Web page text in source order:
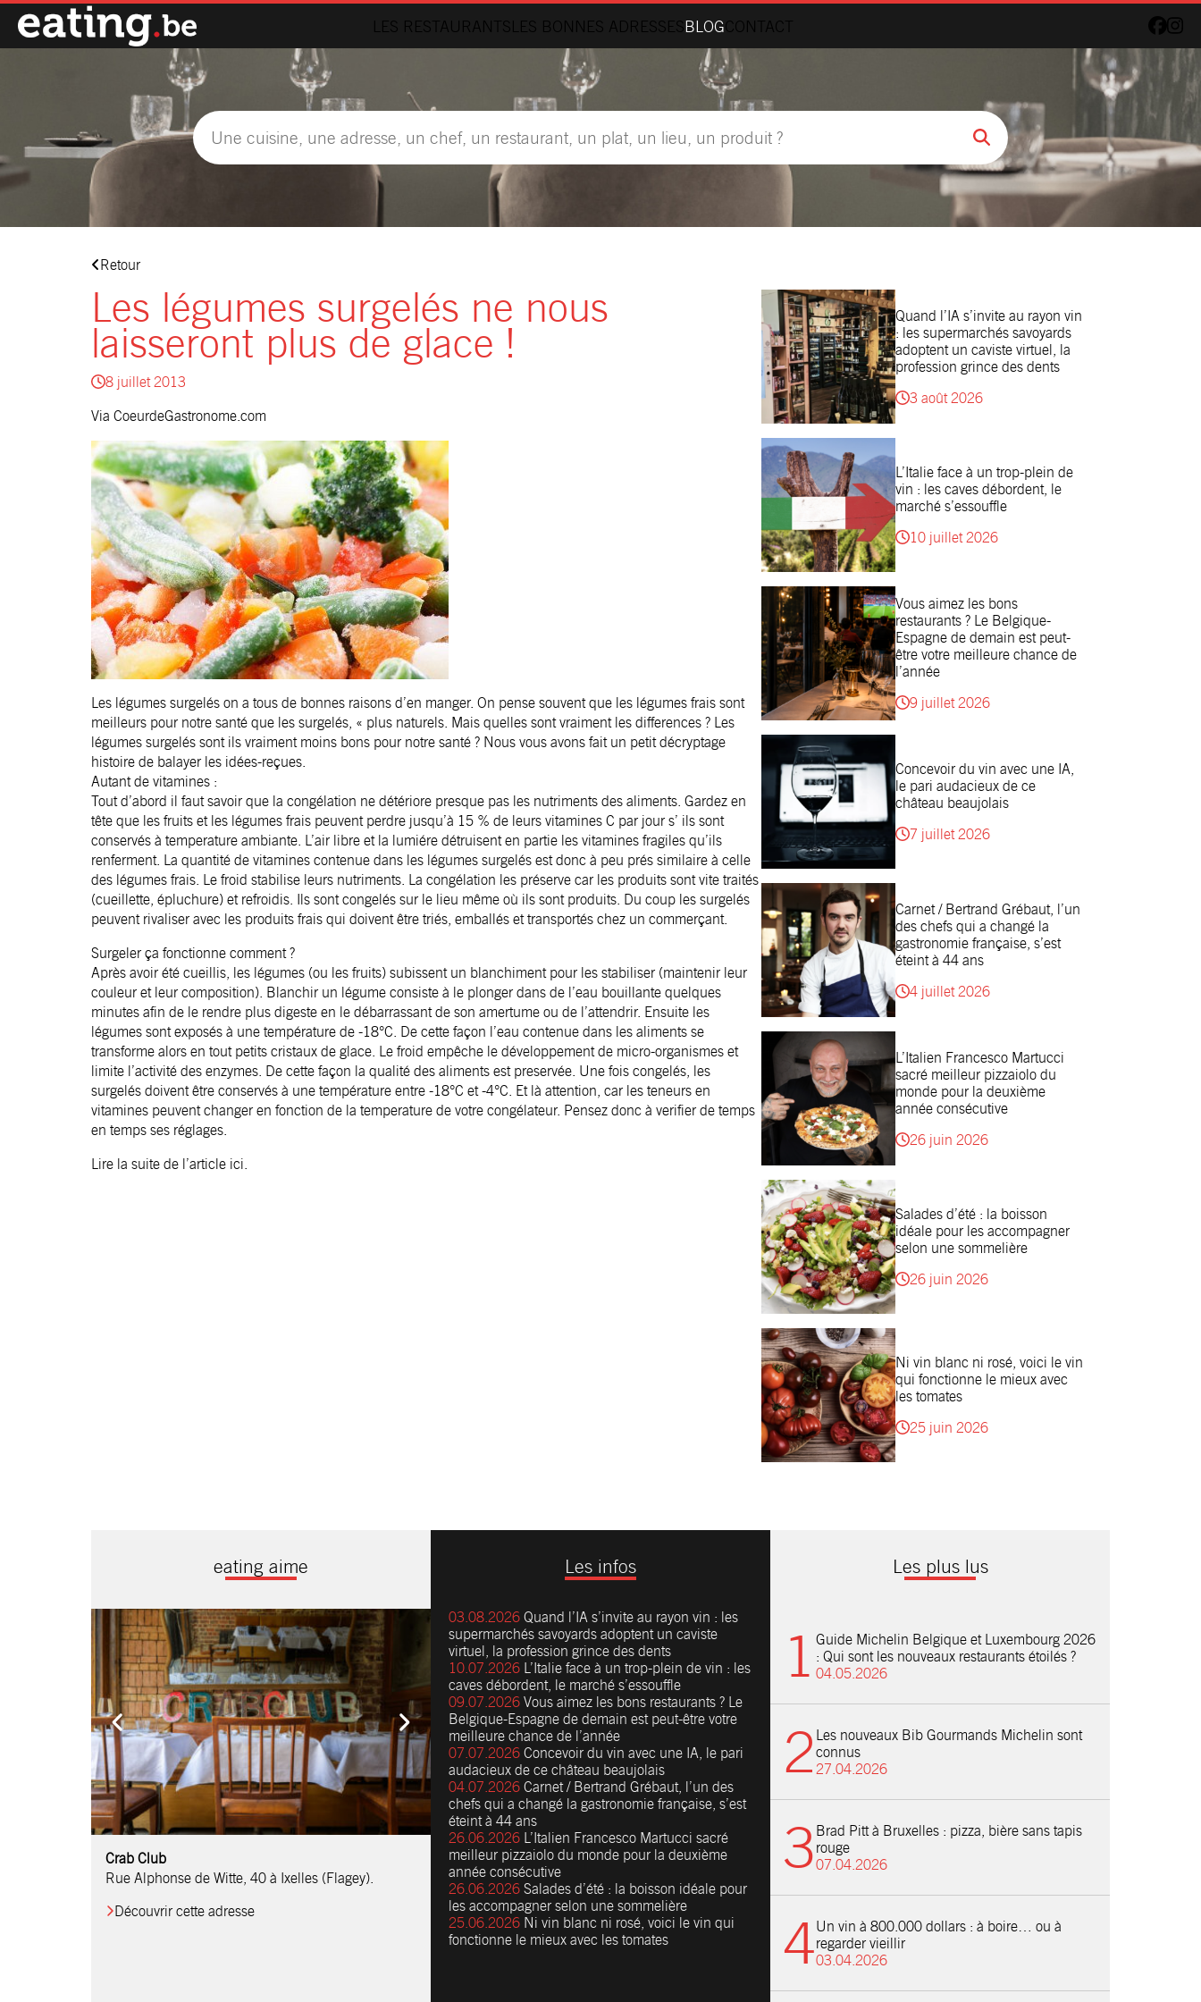
LES RESTAURANTSLES BONNES ADRESSESBLOGCONTACT
Retour
Les légumes surgelés ne nous
laisseront plus de glace !
8 juillet 2013
Via CoeurdeGastronome.com
Les légumes surgelés on a tous de bonnes raisons d’en manger. On pense souvent que les légumes frais sont
meilleurs pour notre santé que les surgelés, « plus naturels. Mais quelles sont vraiment les differences ? Les
légumes surgelés sont ils vraiment moins bons pour notre santé ? Nous vous avons fait un petit décryptage
histoire de balayer les idées-reçues.
Autant de vitamines :
Tout d’abord il faut savoir que la congélation ne détériore presque pas les nutriments des aliments. Gardez en
tête que les fruits et les légumes frais peuvent perdre jusqu’à 15 % de leurs vitamines C par jour s’ ils sont
conservés à temperature ambiante. L’air libre et la lumiére détruisent en partie les vitamines fragiles qu’ils
renferment. La quantité de vitamines contenue dans les légumes surgelés est donc à peu prés similaire à celle
des légumes frais. Le froid stabilise leurs nutriments. La congélation les préserve car les produits sont vite traités
(cueillette, épluchure) et refroidis. Ils sont congelés sur le lieu même où ils sont produits. Du coup les surgelés
peuvent rivaliser avec les produits frais qui doivent être triés, emballés et transportés chez un commerçant.
Surgeler ça fonctionne comment ?
Après avoir été cueillis, les légumes (ou les fruits) subissent un blanchiment pour les stabiliser (maintenir leur
couleur et leur composition). Blanchir un légume consiste à le plonger dans de l’eau bouillante quelques
minutes afin de le rendre plus digeste en le débarrassant de son amertume ou de l’attendrir. Ensuite les
légumes sont exposés à une température de -18°C. De cette façon l’eau contenue dans les aliments se
transforme alors en tout petits cristaux de glace. Le froid empêche le développement de micro-organismes et
limite l’activité des enzymes. De cette façon la qualité des aliments est preservée. Une fois congelés, les
surgelés doivent être conservés à une température entre -18°C et -4°C. Et là attention, car les teneurs en
vitamines peuvent changer en fonction de la temperature de votre congélateur. Pensez donc à verifier de temps
en temps ses réglages.
Lire la suite de l’article ici
Quand l’IA s’invite au rayon vin
: les supermarchés savoyards
adoptent un caviste virtuel, la
profession grince des dents
3 août 2026
L’Italie face à un trop-plein de
vin : les caves débordent, le
marché s’essouffle
10 juillet 2026
Vous aimez les bons
restaurants ? Le Belgique-
Espagne de demain est peut-
être votre meilleure chance de
l’année
9 juillet 2026
Concevoir du vin avec une IA,
le pari audacieux de ce
château beaujolais
7 juillet 2026
Carnet / Bertrand Grébaut, l’un
des chefs qui a changé la
gastronomie française, s’est
éteint à 44 ans
4 juillet 2026
L’Italien Francesco Martucci
sacré meilleur pizzaiolo du
monde pour la deuxième
année consécutive
26 juin 2026
Salades d’été : la boisson
idéale pour les accompagner
selon une sommelière
26 juin 2026
Ni vin blanc ni rosé, voici le vin
qui fonctionne le mieux avec
les tomates
25 juin 2026
eating aime
Comptoir Chouchou
Crab Club
Rue Alphonse de Witte, 40 à Ixelles (Flagey).
Découvrir cette adresse
OM Restaurant
Table & Comptoir
Le Relais d’Orti
Studio 97
Löctave Restaurant
F-eat Restaurant
L’Art des Mets
Restaurant Harmonie
La Table de Jean
Les infos
03.08.2026 Quand l’IA s’invite au rayon vin : les
supermarchés savoyards adoptent un caviste
virtuel, la profession grince des dents
10.07.2026 L’Italie face à un trop-plein de vin : les
caves débordent, le marché s’essouffle
09.07.2026 Vous aimez les bons restaurants ? Le
Belgique-Espagne de demain est peut-être votre
meilleure chance de l’année
07.07.2026 Concevoir du vin avec une IA, le pari
audacieux de ce château beaujolais
04.07.2026 Carnet / Bertrand Grébaut, l’un des
chefs qui a changé la gastronomie française, s’est
éteint à 44 ans
26.06.2026 L’Italien Francesco Martucci sacré
meilleur pizzaiolo du monde pour la deuxième
année consécutive
26.06.2026 Salades d’été : la boisson idéale pour
les accompagner selon une sommelière
25.06.2026 Ni vin blanc ni rosé, voici le vin qui
fonctionne le mieux avec les tomates
Les plus lus
Guide Michelin Belgique et Luxembourg 2026
: Qui sont les nouveaux restaurants étoilés ?
04.05.2026
Les nouveaux Bib Gourmands Michelin sont
connus
27.04.2026
Brad Pitt à Bruxelles : pizza, bière sans tapis
rouge
07.04.2026
Un vin à 800.000 dollars : à boire… ou à
regarder vieillir
03.04.2026